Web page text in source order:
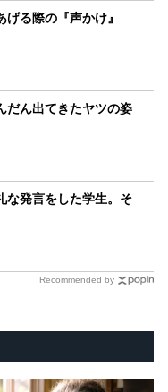
る際の『声かけ』
だん出てきたヤツの姿
な発言をした学生。そ
Recommended by